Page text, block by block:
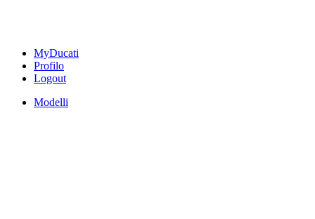
MyDucati
Profilo
Logout
Modelli